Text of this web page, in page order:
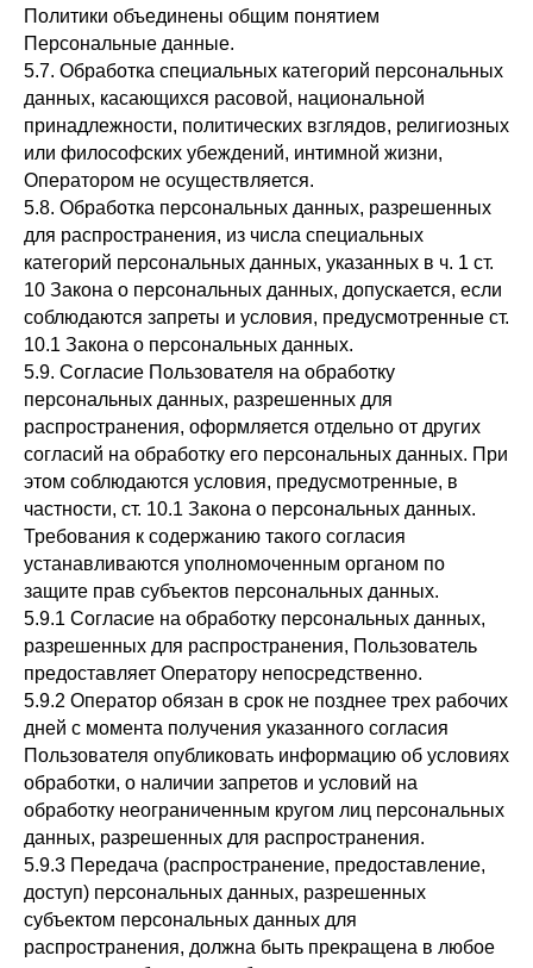
Политики объединены общим понятием
Персональные данные.
5.7. Обработка специальных категорий персональных
данных, касающихся расовой, национальной
принадлежности, политических взглядов, религиозных
или философских убеждений, интимной жизни,
Оператором не осуществляется.
5.8. Обработка персональных данных, разрешенных
для распространения, из числа специальных
категорий персональных данных, указанных в ч. 1 ст.
10 Закона о персональных данных, допускается, если
соблюдаются запреты и условия, предусмотренные ст.
10.1 Закона о персональных данных.
5.9. Согласие Пользователя на обработку
персональных данных, разрешенных для
распространения, оформляется отдельно от других
согласий на обработку его персональных данных. При
этом соблюдаются условия, предусмотренные, в
частности, ст. 10.1 Закона о персональных данных.
Требования к содержанию такого согласия
устанавливаются уполномоченным органом по
защите прав субъектов персональных данных.
5.9.1 Согласие на обработку персональных данных,
разрешенных для распространения, Пользователь
предоставляет Оператору непосредственно.
5.9.2 Оператор обязан в срок не позднее трех рабочих
дней с момента получения указанного согласия
Пользователя опубликовать информацию об условиях
обработки, о наличии запретов и условий на
обработку неограниченным кругом лиц персональных
данных, разрешенных для распространения.
5.9.3 Передача (распространение, предоставление,
доступ) персональных данных, разрешенных
субъектом персональных данных для
распространения, должна быть прекращена в любое